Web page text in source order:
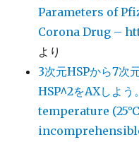
Parameters of
Corona Drug –
より
3次元HSPから7次
HSP^2をAXしよう
temperature